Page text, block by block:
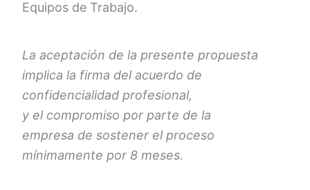
Equipos de Trabajo.
La aceptación de la presente propuesta
implica la firma del acuerdo de
confidencialidad profesional,
y el compromiso por parte de la
empresa de sostener el proceso
mínimamente por 8 meses.